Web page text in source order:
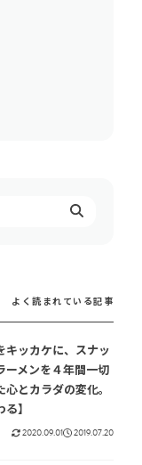
よく読まれている記事
キッカケに、スナッ
ーメンを４年間一切
とカラダの変化。
】
2020.09.01 2019.07.20